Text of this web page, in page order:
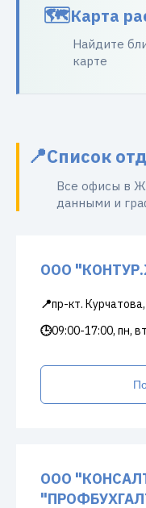
Карта
Найдите
карте
Список
Все офисы в
данными и
ООО
📍пр-кт.
🕒09:00-17:00, пн,
ООО